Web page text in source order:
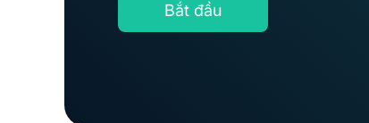
Bắt đầu